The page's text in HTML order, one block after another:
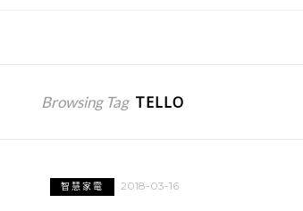
Browsing Tag TELLO
智慧家電 2018-03-16